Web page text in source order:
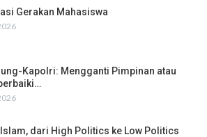
Gerakan Mahasiswa
Kapolri: Mengganti Pimpinan atau
dari High Politics ke Low Politics